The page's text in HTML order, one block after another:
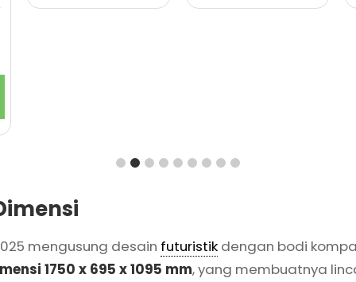
mengusung desain futuristik dengan bodi
1750 x 695 x 1095 mm, yang membuatnya